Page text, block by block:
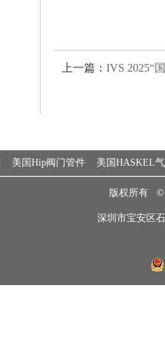
上一篇： IVS 2025“
美国Hip阀门管件 美国HASKEL
版权所有
深圳市宝安区